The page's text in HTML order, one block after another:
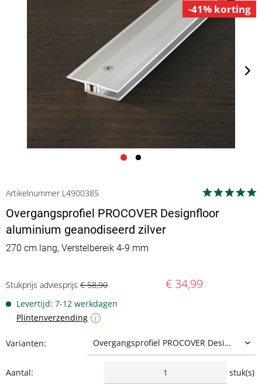
-41% korting
Artikelnummer L4900385
Overgangsprofiel PROCOVER Designfloor
aluminium geanodiseerd zilver
270 cm lang, Verstelbereik 4-9 mm
Stukprijs adviesprijs € 58,90 € 34,99
Levertijd: 7-12 werkdagen
Plintenverzending
i
Varianten:
Aantal: stuk(s)